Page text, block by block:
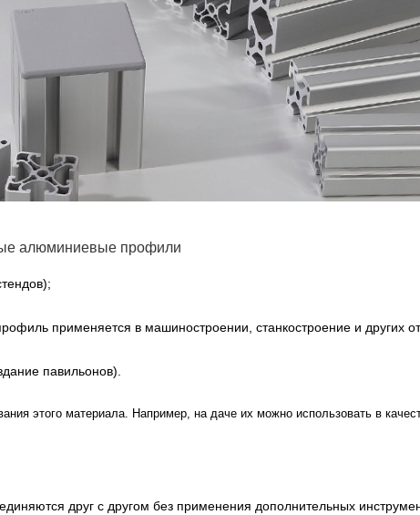
алюминиевые профили
применяется в машиностроении, станкостроение и других
павильонов).
этого материала. Например, на даче их можно использовать в
друг с другом без применения дополнительных